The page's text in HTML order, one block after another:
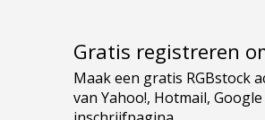
Gratis registreren